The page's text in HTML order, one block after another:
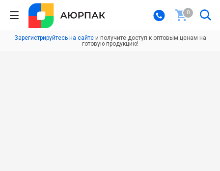
0
Зарегистрируйтесь на сайтеи получите доступ к оптовым ценам на
готовую продукцию!